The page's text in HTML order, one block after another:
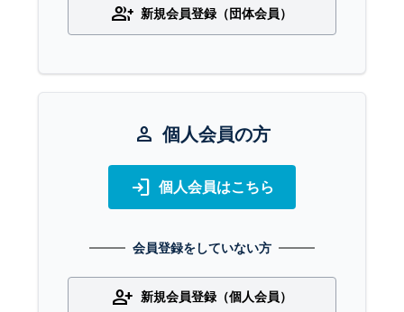
group_add 新規会員登録（団体会員）
person 個人会員の方
login 個人会員はこちら
会員登録をしていない方
person_add 新規会員登録（個人会員）